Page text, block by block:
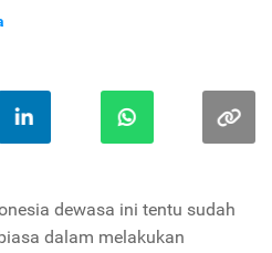
dewasa ini tentu sudah
dalam melakukan